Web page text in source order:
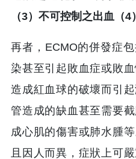
（3）不可控制之出血（4
再者，ECMO的併發症
染甚至引起敗血症或敗
造成紅血球的破壞而引
管造成的缺血甚至需要
成心肌的傷害或肺水腫
且因人而異，症狀上可